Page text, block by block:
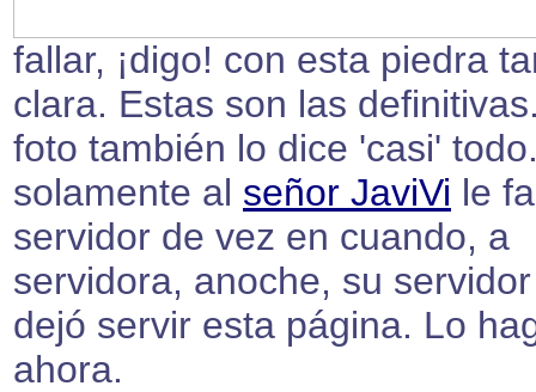
fallar, ¡digo! con esta piedra
clara. Estas son las
foto también lo dice 'casi'
solamente al señor JaviVi le
servidor de vez en cuando, a
servidora, anoche, su
dejó servir esta página. Lo
ahora.